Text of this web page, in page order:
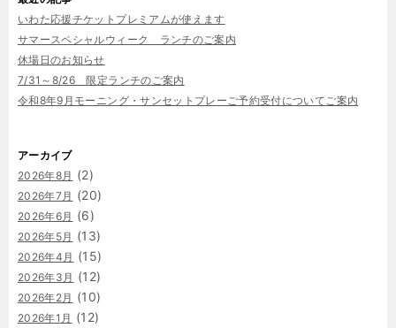
いわた応援チケットプレミアムが使えます
サマースペシャルウィーク ランチのご案内
休場日のお知らせ
7/31～8/26 限定ランチのご案内
令和8年9月モーニング・サンセットプレーご予約受付についてご案内
アーカイブ
2026年8月 (2)
2026年7月 (20)
2026年6月 (6)
2026年5月 (13)
2026年4月 (15)
2026年3月 (12)
2026年2月 (10)
2026年1月 (12)